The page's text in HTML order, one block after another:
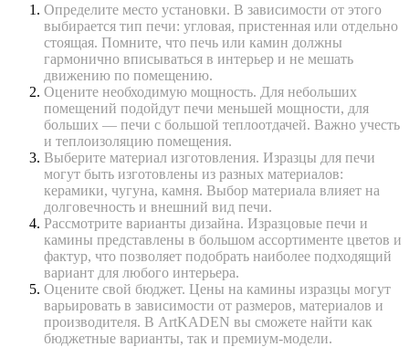
Определите место установки. В зависимости от этого
выбирается тип печи: угловая, пристенная или отдельно
стоящая. Помните, что печь или камин должны
гармонично вписываться в интерьер и не мешать
движению по помещению.
Оцените необходимую мощность. Для небольших
помещений подойдут печи меньшей мощности, для
больших — печи с большой теплоотдачей. Важно учесть
и теплоизоляцию помещения.
Выберите материал изготовления. Изразцы для печи
могут быть изготовлены из разных материалов:
керамики, чугуна, камня. Выбор материала влияет на
долговечность и внешний вид печи.
Рассмотрите варианты дизайна. Изразцовые печи и
камины представлены в большом ассортименте цветов и
фактур, что позволяет подобрать наиболее подходящий
вариант для любого интерьера.
Оцените свой бюджет. Цены на камины изразцы могут
варьировать в зависимости от размеров, материалов и
производителя. В ArtKADEN вы сможете найти как
бюджетные варианты, так и премиум-модели.